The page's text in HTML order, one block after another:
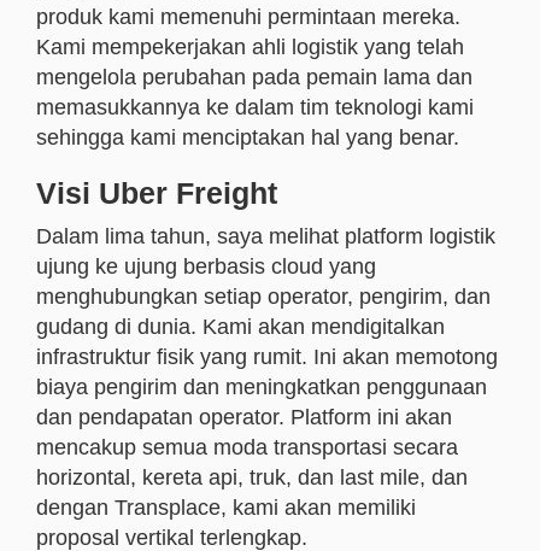
produk kami memenuhi permintaan mereka.
Kami mempekerjakan ahli logistik yang telah
mengelola perubahan pada pemain lama dan
memasukkannya ke dalam tim teknologi kami
sehingga kami menciptakan hal yang benar.
Visi Uber Freight
Dalam lima tahun, saya melihat platform logistik
ujung ke ujung berbasis cloud yang
menghubungkan setiap operator, pengirim, dan
gudang di dunia. Kami akan mendigitalkan
infrastruktur fisik yang rumit. Ini akan memotong
biaya pengirim dan meningkatkan penggunaan
dan pendapatan operator. Platform ini akan
mencakup semua moda transportasi secara
horizontal, kereta api, truk, dan last mile, dan
dengan Transplace, kami akan memiliki
proposal vertikal terlengkap.